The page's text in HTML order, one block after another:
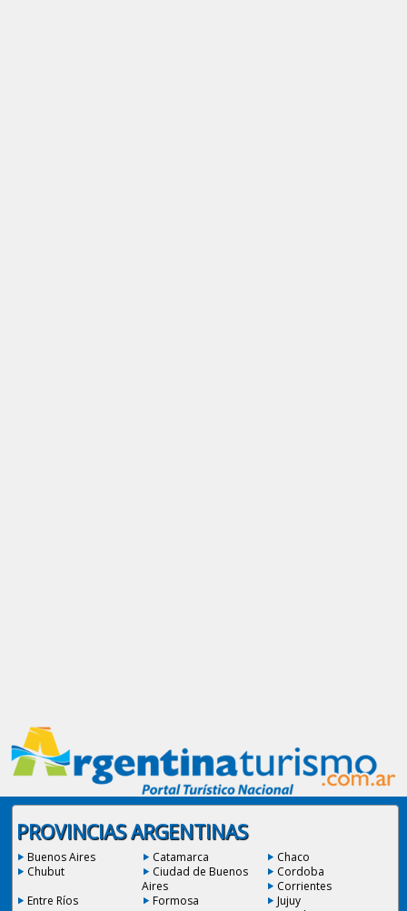
PROVINCIAS ARGENTINAS
Buenos Aires Catamarca
Chaco
Chubut
Ciudad de Buenos
Aires
Cordoba
Corrientes
Entre Ríos
Formosa
Jujuy